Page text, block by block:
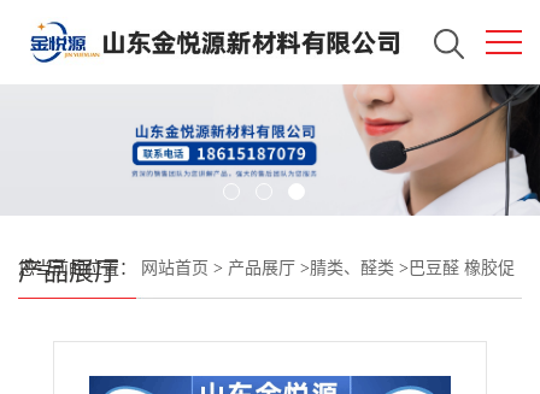
产品展厅
您当前的位置： 网站首页 > 产品展厅 >腈类、醛类 > 巴豆醛 橡胶促